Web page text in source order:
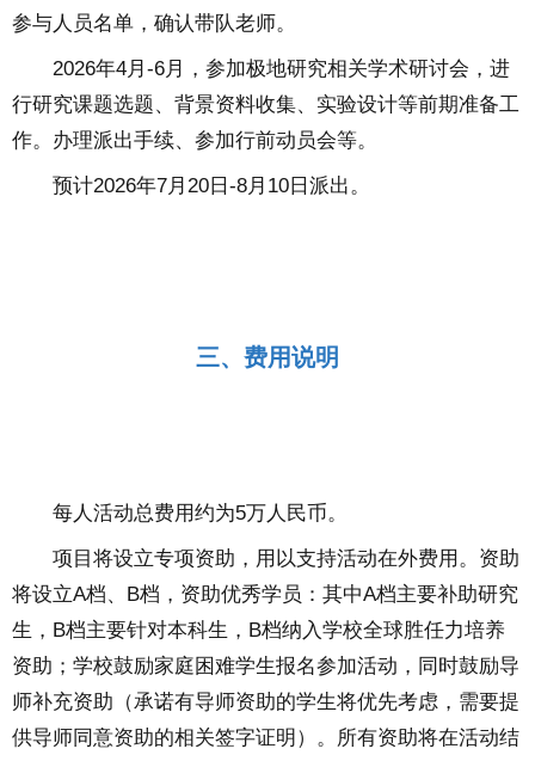
参与人员名单，确认带队老师。
2026年4月-6月，参加极地研究相关学术研讨会，进
行研究课题选题、背景资料收集、实验设计等前期准备工
作。办理派出手续、参加行前动员会等。
预计2026年7月20日-8月10日派出。
三、费用说明
每人活动总费用约为5万人民币。
项目将设立专项资助，用以支持活动在外费用。资助
将设立A档、B档，资助优秀学员：其中A档主要补助研究
生，B档主要针对本科生， B档纳入学校全球胜任力培养
资助；学校鼓励家庭困难学生报名参加活动，同时鼓励导
师补充资助（承诺有导师资助的学生将优先考虑，需要提
供导师同意资助的相关签字证明）。 所有资助将在活动结